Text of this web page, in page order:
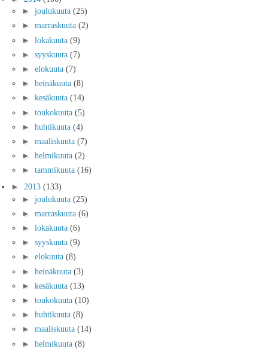
► joulukuuta (25)
► marraskuuta (2)
► lokakuuta (9)
► syyskuuta (7)
► elokuuta (7)
► heinäkuuta (8)
► kesäkuuta (14)
► toukokuuta (5)
► huhtikuuta (4)
► maaliskuuta (7)
► helmikuuta (2)
► tammikuuta (16)
► 2013 (133)
► joulukuuta (25)
► marraskuuta (6)
► lokakuuta (6)
► syyskuuta (9)
► elokuuta (8)
► heinäkuuta (3)
► kesäkuuta (13)
► toukokuuta (10)
► huhtikuuta (8)
► maaliskuuta (14)
► helmikuuta (8)